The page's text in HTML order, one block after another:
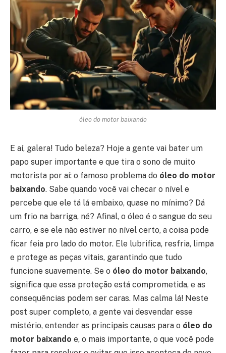
óleo do motor baixando
E aí, galera! Tudo beleza? Hoje a gente vai bater um
papo super importante e que tira o sono de muito
motorista por aí: o famoso problema do óleo do motor
baixando. Sabe quando você vai checar o nível e
percebe que ele tá lá embaixo, quase no mínimo? Dá
um frio na barriga, né? Afinal, o óleo é o sangue do seu
carro, e se ele não estiver no nível certo, a coisa pode
ficar feia pro lado do motor. Ele lubrifica, resfria, limpa
e protege as peças vitais, garantindo que tudo
funcione suavemente. Se o óleo do motor baixando,
significa que essa proteção está comprometida, e as
consequências podem ser caras. Mas calma lá! Neste
post super completo, a gente vai desvendar esse
mistério, entender as principais causas para o óleo do
motor baixando e, o mais importante, o que você pode